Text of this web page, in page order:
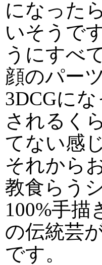
になった
いそうで
うにすべ
顔のパー
3DCGに
されるく
てない感
それから
教食らう
100%手
の伝統芸
です。